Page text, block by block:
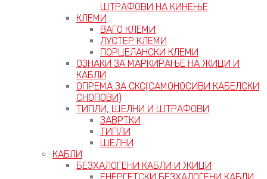
ШТРАФОВИ НА КИНЕЊЕ
КЛЕМИ
ВАГО КЛЕМИ
ЛУСТЕР КЛЕМИ
ПОРЦЕЛАНСКИ КЛЕМИ
ОЗНАКИ ЗА МАРКИРАЊЕ НА ЖИЦИ И
КАБЛИ
ОПРЕМА ЗА СКС(САМОНОСИВИ КАБЕЛСКИ
СНОПОВИ)
ТИПЛИ, ШЕЛНИ И ШТРАФОВИ
ЗАВРТКИ
ТИПЛИ
ШЕЛНИ
КАБЛИ
БЕЗХАЛОГЕНИ КАБЛИ И ЖИЦИ